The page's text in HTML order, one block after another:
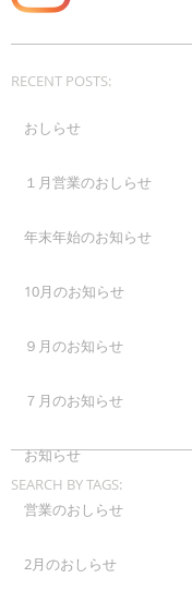
SEARCH BY TAGS:
おしらせ
１月営業のおしらせ
年末年始のお知らせ
10月のお知らせ
９月のお知らせ
７月のお知らせ
お知らせ
営業のおしらせ
2月のおしらせ
RECENT POSTS: